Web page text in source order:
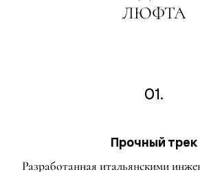
ЛЮФТА
01.
Прочный трек
Разработанная итальянскими